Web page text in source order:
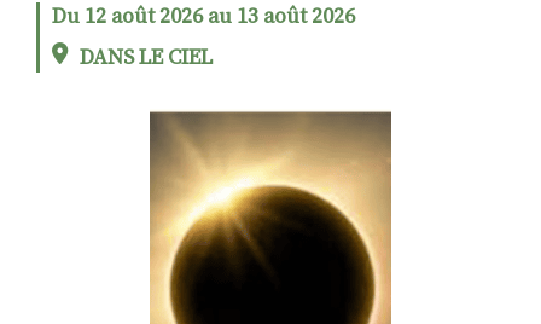
RECHERCHER
S'ABONNER
S'INSCRIRE À LA NEWSLETTER
FACEBOOKINSTAGRAMLINKEDINYOUTUBE
Du 12 août 2026 au 13 août 2026
DANS LE CIEL